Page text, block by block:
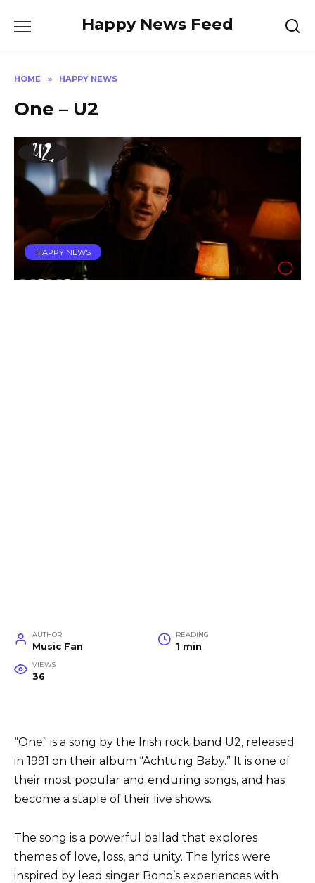
Happy News Feed
HOME » HAPPY NEWS
One – U2
HAPPY NEWS
AUTHOR
Music Fan
READING
1 min
VIEWS
36
“One” is a song by the Irish rock band U2, released
in 1991 on their album “Achtung Baby.” It is one of
their most popular and enduring songs, and has
become a staple of their live shows.
The song is a powerful ballad that explores
themes of love, loss, and unity. The lyrics were
inspired by lead singer Bono’s experiences with